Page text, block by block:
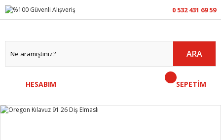
0 532 431 69 59
ARA
HESABIM SEPETİM